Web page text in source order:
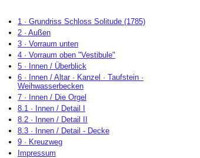
1 · Grundriss Schloss Solitude (1785)
2 · Außen
3 · Vorraum unten
4 · Vorraum oben "Vestibule"
5 · Innen / Überblick
6 · Innen / Altar · Kanzel · Taufstein ·
Weihwasserbecken
7 · Innen / Die Orgel
8.1 · Innen / Detail I
8.2 · Innen / Detail II
8.3 · Innen / Detail - Decke
9 · Kreuzweg
Impressum